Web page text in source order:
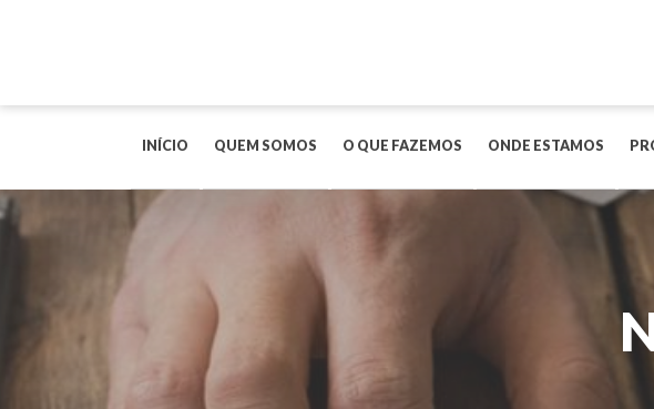
INÍCIO QUEM SOMOS O QUE FAZEMOS ONDE ESTAMOS